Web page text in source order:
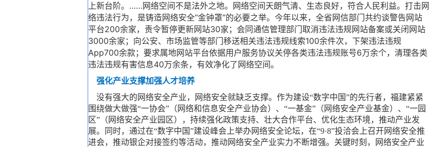
上新台阶。……网络空间不是法外之地。网络空间天朗气清、生态良好，符合人民利益。打击网
络违法行为，是铸造网络安全“金钟罩”的必要之举。今年以来，全省网信部门共约谈警告网站
平台200余家，责令暂停更新网站30家；会同通信管理部门取消违法违规网站备案或关闭网站
3000余家；向公安、市场监管等部门移送相关违法违规线索100余件次，下架违法违规
App700余款；要求属地网站平台依据用户服务协议关停各类违法违规账号6万余个，清理各类
违法违规有害信息40万余条，有效净化了网络空间。
强化产业支撑加强人才培养
没有强大的网络安全产业，网络安全就缺乏支撑。作为建设“数字中国”的先行者，福建紧紧
围绕做大做强“一协会”（网络和信息安全产业协会）、“一基金”（网络安全产业基金）、“一园
区”（网络安全产业园区），持续强化政策支持、壮大合作平台、优化生态环境，推动产业发
展。同时，通过在“数字中国”建设峰会上举办网络安全论坛，在“9·8”投洽会上召开网络安全推
进会，推动银企对接签约等活动，推动网络安全产业实力不断增强。关键时刻，网络安全产业